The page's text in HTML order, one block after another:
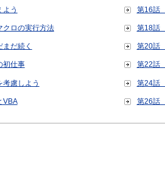
う 第16話
ロの実行方法 第18話
だ続く 第20話
仕事 第22話
慮しよう 第24話
VBA 第26話